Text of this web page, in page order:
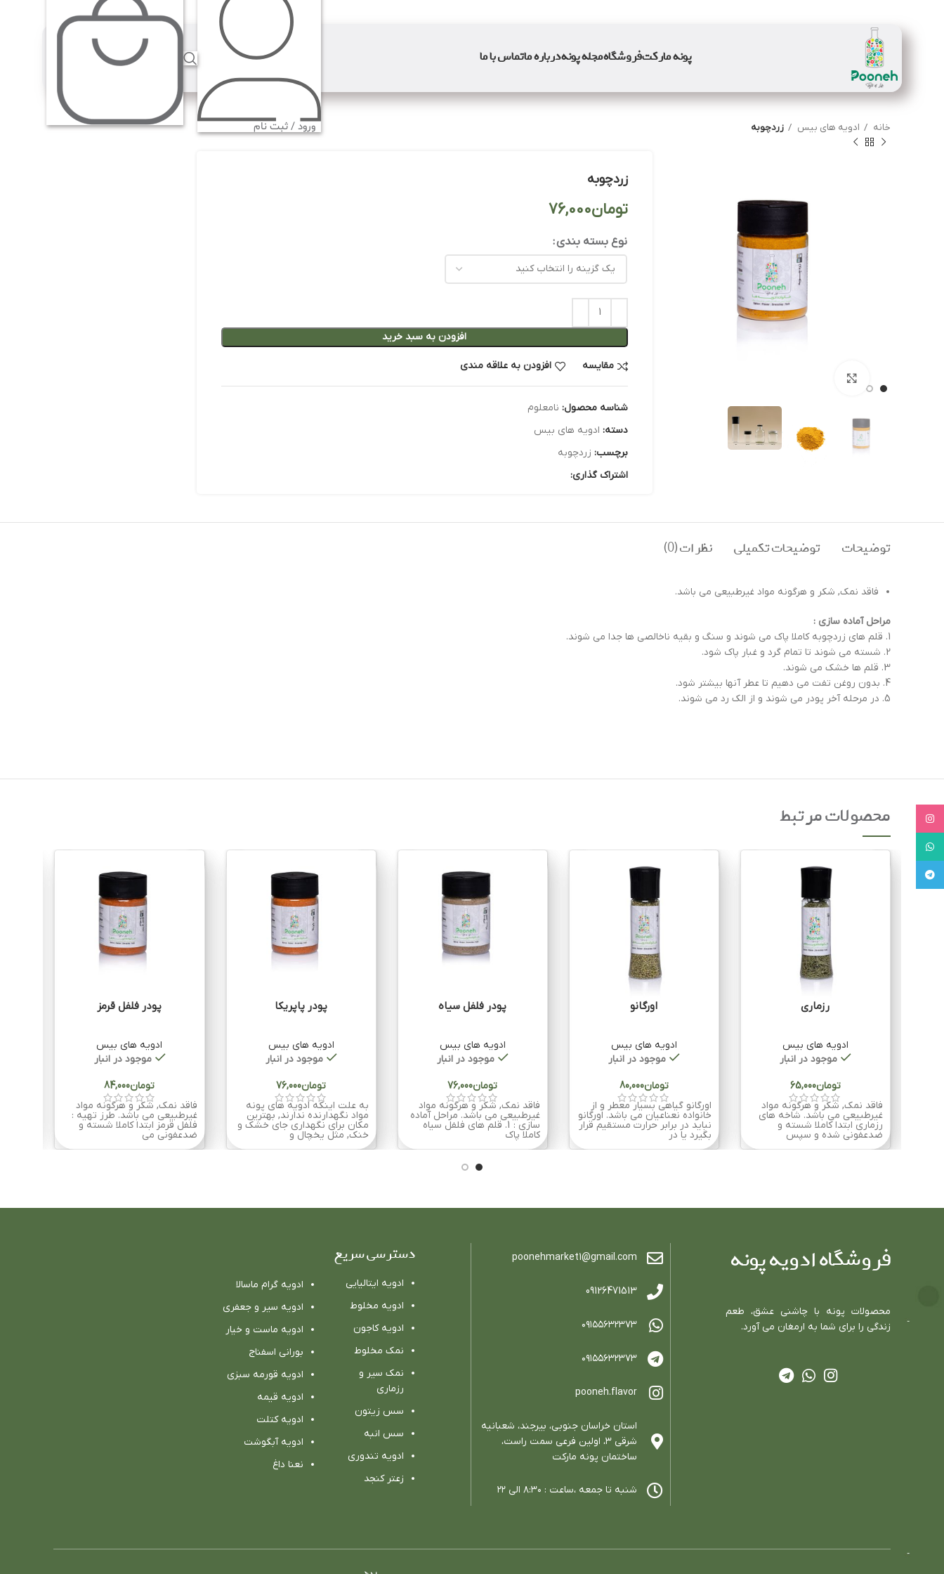
پونه مارکتفروشگاهمجله پونهدرباره ماتماس با ما
ورود / ثبت نام خانه ادویه های بیس زردچوبه
زردچوبه
تومان
نوع بسته بندی
افزودن به سبد خرید
مقایسه افزودن به علاقه مندی
شناسه محصول: نامعلوم
دسته: ادویه های بیس
برچسب: زردچوبه
اشتراک گذاری:
توضیحات توضیحات تکمیلی نظرات (0)
فاقد نمک, شکر و هرگونه مواد غیرطبیعی می باشد.
مراحل آماده سازی :
1. قلم های زردچوبه کاملا پاک می شوند و سنگ و بقیه ناخالصی ها جدا می شوند.
2. شسته می شوند تا تمام گرد و غبار پاک شود.
3. قلم ها خشک می شوند.
4. بدون روغن تفت می دهیم تا عطر آنها بیشتر شود.
5. در مرحله آخر پودر می شوند و از الک رد می شوند.
محصولات مرتبط
رزماری
ادویه های بیس
موجود در انبار
تومان
فاقد نمک, شکر و هرگونه مواد
غیرطبیعی می باشد. شاخه های
رزماری ابتدا کاملا شسته و
ضدعفونی شده و سپس
اورگانو
ادویه های بیس
موجود در انبار
تومان
اورگانو گیاهی بسیار معطر و از
خانواده نعناعیان می باشد. اورگانو
نباید در برابر حرارت مستقیم قرار
بگیرد یا در
پودر فلفل سیاه
ادویه های بیس
موجود در انبار
تومان
فاقد نمک, شکر و هرگونه مواد
غیرطبیعی می باشد. مراحل آماده
سازی : 1. قلم های فلفل سیاه
کاملا پاک
پودر پاپریکا
ادویه های بیس
موجود در انبار
تومان
به علت اینکه ادویه های پونه
مواد نگهدارنده ندارند, بهترین
مکان برای نگهداری جای خشک و
خنک, مثل یخچال و
پودر فلفل قرمز
ادویه های بیس
موجود در انبار
تومان
فاقد نمک, شکر و هرگونه مواد
غیرطبیعی می باشد. طرز تهیه :
فلفل قرمز ابتدا کاملا شسته و
ضدعفونی می
فروشگاه ادویه پونه
محصولات پونه با چاشني عشق، طعم
زندگي را براي شما به ارمغان مي آورد.
poonehmarket1@gmail.com
09126471513
٠٩١٥٥٦٣٢٣٧٣
٠٩١٥٥٦٣٢٣٧٣
pooneh.flavor
استان خراسان جنوبي، بيرجند، شعبانيه
شرقي ٣، اولين فرعي سمت راست،
ساختمان پونه ماركت
شنبه تا جمعه ،ساعت : ٨:٣٠ الي ٢٢
دسترسی سریع
ادویه ایتالیایی
ادویه مخلوط
ادویه كاجون
نمک مخلوط
نمک سیر و
رزماری
سس زیتون
سس انبه
ادویه تندوری
زعتر کنجد
ادویه گرام ماسالا
ادویه سیر و جعفری
ادویه ماست و خیار
بورانی اسفناج
ادویه قورمه سبزی
ادویه قیمه
ادویه کتلت
ادویه آبگوشت
نعنا داغ
Instagram
WhatsApp